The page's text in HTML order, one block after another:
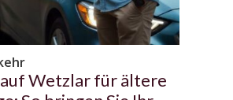
Wetzlar für ältere